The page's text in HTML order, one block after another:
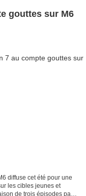
gouttes sur M6
diffuse cet été pour une
les cibles jeunes et
de trois épisodes par